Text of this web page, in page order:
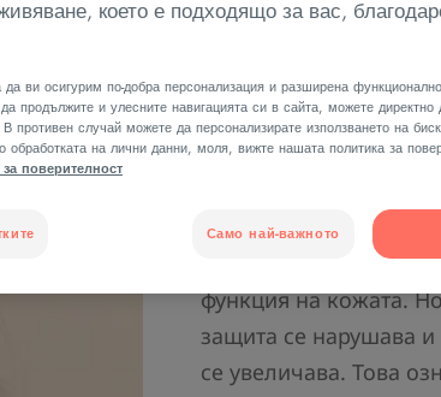
Защо
Около 70% от кожата
малка част – около
повърхностния й
хидролипидния филм
функция на кожата.
защита се нарушава
се увеличава. Това
което е подходящо за вас,
ви осигурим по-добра персонализация и разширена
продължите и улесните навигацията си в сайта, можете директно
В противен случай можете да персонализирате използването на
обработката на лични данни, моля, вижте нашата политика за
поверителност
Само най-важното